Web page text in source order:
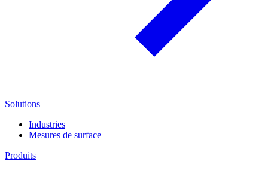
Solutions
Industries
Mesures de surface
Produits